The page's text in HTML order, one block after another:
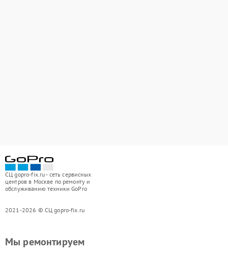
СЦ gopro-fix.ru - сеть сервисных
центров в Москве по ремонту и
обслуживанию техники GoPro
2021-2026 © СЦ gopro-fix.ru
Мы ремонтируем